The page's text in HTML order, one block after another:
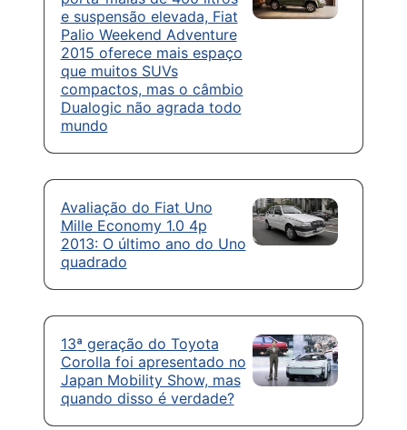
e suspensão elevada, Fiat
Palio Weekend Adventure
2015 oferece mais espaço
que muitos SUVs
compactos, mas o câmbio
Dualogic não agrada todo
mundo
Avaliação do Fiat Uno
Mille Economy 1.0 4p
2013: O último ano do Uno
quadrado
13ª geração do Toyota
Corolla foi apresentado no
Japan Mobility Show, mas
quando disso é verdade?